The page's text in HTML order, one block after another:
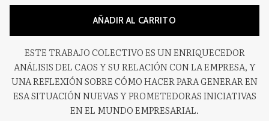
AÑADIR AL CARRITO
ESTE TRABAJO COLECTIVO ES UN ENRIQUECEDOR
ANÁLISIS DEL CAOS Y SU RELACIÓN CON LA EMPRESA, Y
UNA REFLEXIÓN SOBRE CÓMO HACER PARA GENERAR EN
ESA SITUACIÓN NUEVAS Y PROMETEDORAS INICIATIVAS
EN EL MUNDO EMPRESARIAL.